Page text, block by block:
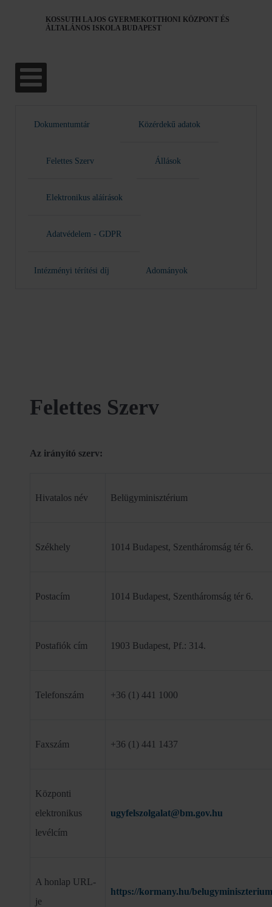
KOSSUTH LAJOS GYERMEKOTTHONI KÖZPONT ÉS
ÁLTALÁNOS ISKOLA BUDAPEST
Dokumentumtár Közérdekű adatok
Felettes Szerv Állások
Elektronikus aláírások
Adatvédelem - GDPR
Intézményi térítési díj Adományok
Felettes Szerv
Az irányító szerv:
Hivatalos név Belügyminisztérium
Székhely 1014 Budapest, Szentháromság tér 6.
Postacím 1014 Budapest, Szentháromság tér 6.
Postafiók cím 1903 Budapest, Pf.: 314.
Telefonszám +36 (1) 441 1000
Faxszám +36 (1) 441 1437
Központi
elektronikus
levélcím
ugyfelszolgalat@bm.gov.hu
A honlap URL-
je
https://kormany.hu/belugyminiszterium